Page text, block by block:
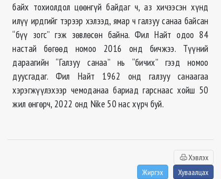
байх тохиолдол цѳѳнгүй байдаг ч, аз хичээсэн хүнд
илүү ирдгийг тэрээр хэлээд, ямар ч галзуу санаа байсан
“бүү зогс” гэж зѳвлѳсѳн байна. Фил Найт одоо 84
настай бѳгѳѳд номоо 2016 онд бичжээ. Түүний
дараагийн “Галзуу санаа” нь “бичих” гээд номоо
дуусгадаг. Фил Найт 1962 онд галзуу санаагаа
хэрэгжүүлэхээр чемоданаа бариад гарснаас хойш 50
жил ѳнгѳрч, 2022 онд Nike 50 нас хүрч буй.
Хэвлэх
Жиргэх
Хуваалцах